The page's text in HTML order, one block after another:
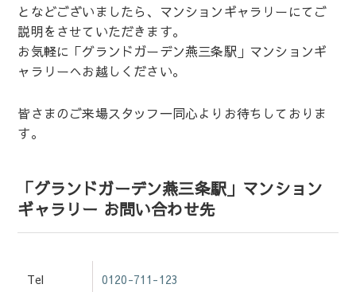
となどございましたら、マンションギャラリーにてご
説明をさせていただきます。
お気軽に「グランドガーデン燕三条駅」マンションギ
ャラリーへお越しください。
皆さまのご来場スタッフ一同心よりお待ちしておりま
す。
「グランドガーデン燕三条駅」マンション
ギャラリー お問い合わせ先
Tel 0120-711-123